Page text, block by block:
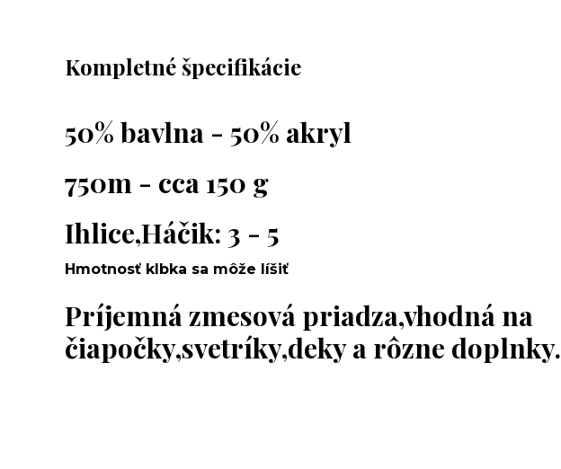
Kompletné špecifikácie
50% bavlna - 50% akryl
750m - cca 150 g
Ihlice,Háčik: 3 - 5
Hmotnosť klbka sa môže líšiť
Príjemná zmesová priadza,vhodná na
čiapočky,svetríky,deky a rôzne doplnky.